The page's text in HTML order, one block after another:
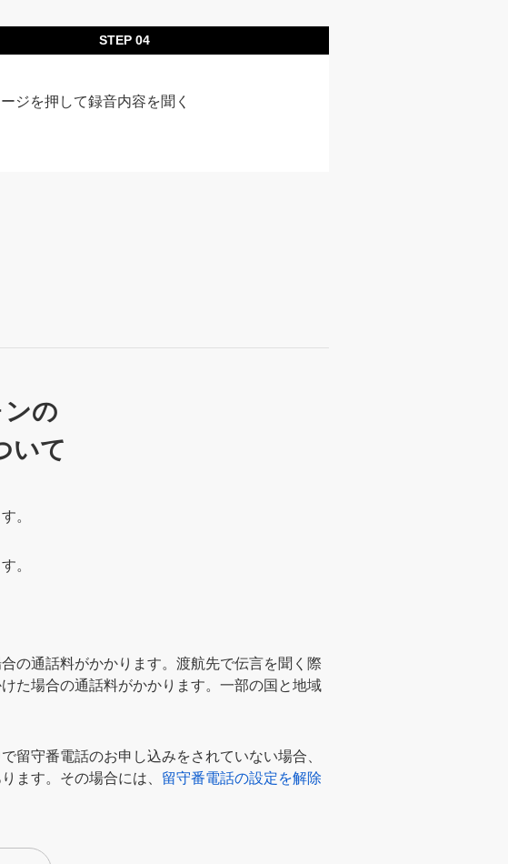
STEP 04
ジを押して録音内容を聞く
の
いて
。
。
の通話料がかかります。渡航先で伝言を聞く際
た場合の通話料がかかります。一部の国と地域
留守番電話のお申し込みをされていない場合、
ます。その場合には、 留守番電話の設定を解除